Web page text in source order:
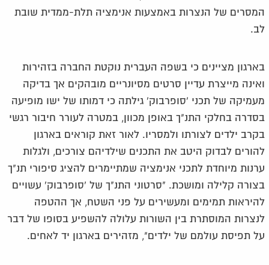
המסרים של הנצרות באמצעות אנימציה תלת-ממדית שובת
לב.
בארגון מציינים כי בשפה העברית נוקטת החברה בזהירות
ואינה מייצרת עדיין סרטים מסיונריים מובהקים אך בדיקה
מעמיקה של תכני 'סופרבוק' גילתה כי דמותו של ישו מופיעה
בסדרה בחלקי התנ"ך באופן מכוון, במטרה לעורר חיבור רגשי
בקרב ילדים לצורתו ולמסריו. לאור זאת קוראים בארגון
להורים לבדוק היטב את התכנים שילדיהם צורכים, ולגלות
ערנות מיוחדת לתכני אנימציה שמתיימרים להציג סיפורי תנ"ך
בצורה קלילה ומושכת. "סרטוני התנ"ך של 'סופרבוק' עשויים
להיראות תמימים ומעשירים על פני השטח, אך ההטפה
לנצרות המוסתרת בין השורות עלולה להשפיע בסופו של דבר
על תפיסת עולמם של ילדים", מזהירים בארגון יד לאחים.